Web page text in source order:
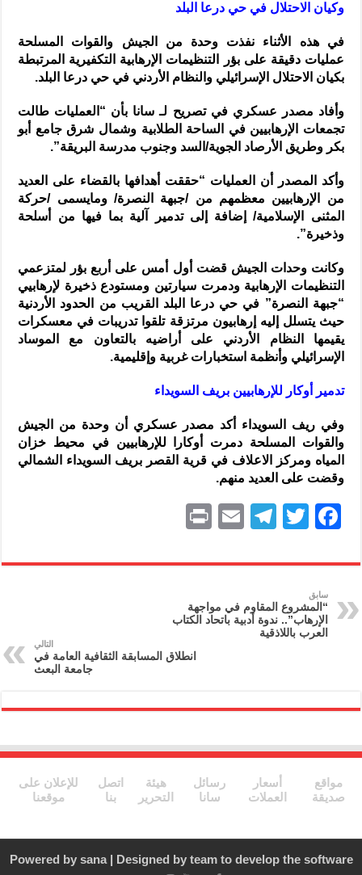
وكيان الاحتلال في حي درعا البلد
في هذه الأثناء نفذت وحدة من الجيش والقوات المسلحة
عمليات دقيقة على بؤر التنظيمات الإرهابية التكفيرية المرتبطة
بكيان الاحتلال الإسرائيلي والنظام الأردني في حي درعا البلد.
وأفاد مصدر عسكري في تصريح لـ سانا بأن “العمليات طالت
تجمعات الإرهابيين في الساحة الطلابية وشمال شرق جامع أبو
بكر وطريق الأرصاد الجوية/السد وجنوب مدرسة البريقة”.
وأكد المصدر أن العمليات “حققت أهدافها بالقضاء على العديد
من الإرهابيين معظمهم من /جبهة النصرة/ ومايسمى /حركة
المثنى الإسلامية/ إضافة إلى تدمير آلية بما فيها من أسلحة
وذخيرة”.
وكانت وحدات الجيش قضت أول أمس على أربع بؤر لمتزعمي
التنظيمات الإرهابية ودمرت سيارتين ومستودع ذخيرة لإرهابيي
“جبهة النصرة” في حي درعا البلد القريب من الحدود الأردنية
حيث يتسلل إليه إرهابيون مرتزقة تلقوا تدريبات في معسكرات
يقيمها النظام الأردني على أراضيه بالتعاون مع الموساد
الإسرائيلي وأنظمة استخبارات غربية وإقليمية.
تدمير أوكار للإرهابيين بريف السويداء
وفي ريف السويداء أكد مصدر عسكري أن وحدة من الجيش
والقوات المسلحة دمرت أوكارا للإرهابيين في محيط خزان
المياه ومركز الاعلاف في قرية القصر بريف السويداء الشمالي
وقضت على العديد منهم.
F
c
e
b
o
T
itt
er
T
e
a
E
ai
nt
سابق
“المشروع المقاوم في مواجهة
الإرهاب”.. ندوة أدبية باتحاد الكتاب
العرب باللاذقية
التالي
انطلاق المسابقة الثقافية العامة في
جامعة البعث
مواقع
صديقة
أسعار
العملات
رسائل
سانا
هيئة
التحرير
اتصل
بنا
للإعلان على
موقعنا
Powered by sana| Designed by team to develop the software